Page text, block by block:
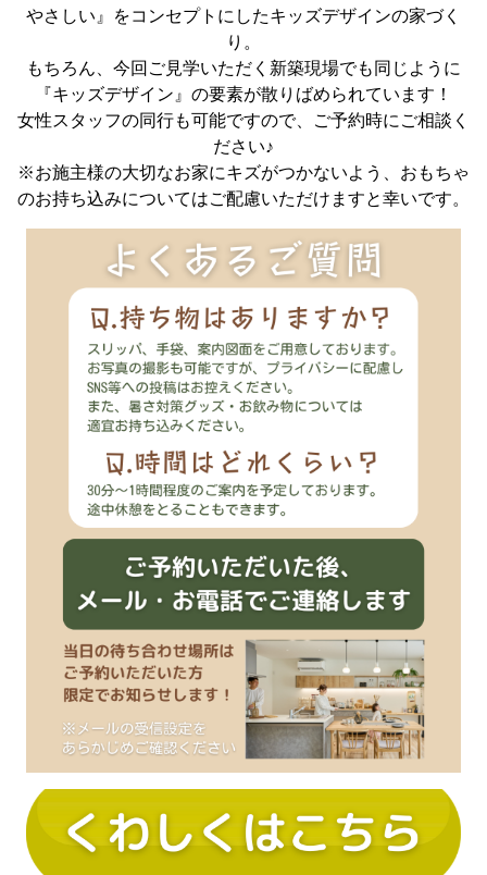
やさしい』をコンセプトにしたキッズデザインの家づく
り。
もちろん、今回ご見学いただく新築現場でも同じように
『キッズデザイン』の要素が散りばめられています！
女性スタッフの同行も可能ですので、ご予約時にご相談く
ださい♪
※お施主様の大切なお家にキズがつかないよう、おもちゃ
のお持ち込みについてはご配慮いただけますと幸いです。